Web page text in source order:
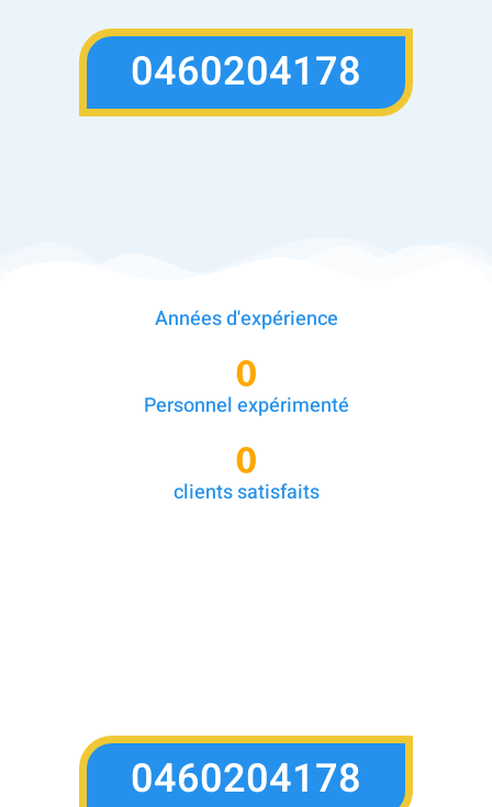
0460204178
Années d'expérience
Personnel expérimenté
0
clients satisfaits
0
0460204178